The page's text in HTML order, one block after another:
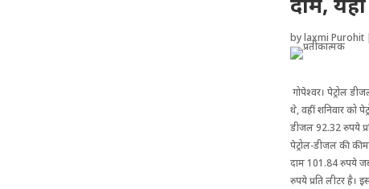
bylaxmi Purohit
गोपेश्वर। पेट्रोल
थे, वहीं शनिवार को
डीजल 92.32 रुपये
पेट्रोल-डीजल की
दाम 101.84 रुपये
रुपये प्रति लीटर है।